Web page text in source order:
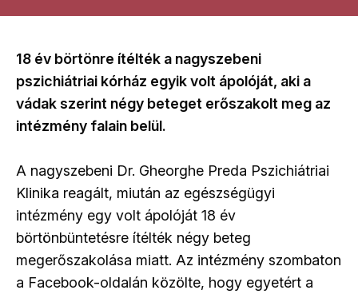
18 év börtönre ítélték a nagyszebeni
pszichiátriai kórház egyik volt ápolóját, aki a
vádak szerint négy beteget erőszakolt meg az
intézmény falain belül.
A nagyszebeni Dr. Gheorghe Preda Pszichiátriai
Klinika reagált, miután az egészségügyi
intézmény egy volt ápolóját 18 év
börtönbüntetésre ítélték négy beteg
megerőszakolása miatt. Az intézmény szombaton
a Facebook-oldalán közölte, hogy egyetért a